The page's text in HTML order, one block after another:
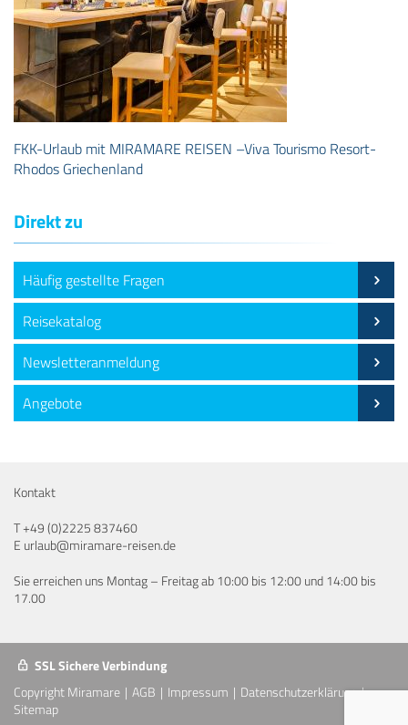
FKK-Urlaub mit MIRAMARE REISEN –Viva Tourismo Resort-
Rhodos Griechenland
Direkt zu
Häufig gestellte Fragen
Reisekatalog
Newsletteranmeldung
Angebote
Kontakt
T+49 (0)2225 837460
E urlaub@miramare-reisen.de
Sie erreichen uns Montag – Freitag ab 10:00 bis 12:00 und 14:00 bis
17.00
SSL Sichere Verbindung
Copyright Miramare
AGB Impressum
Datenschutzerklärung
Sitemap